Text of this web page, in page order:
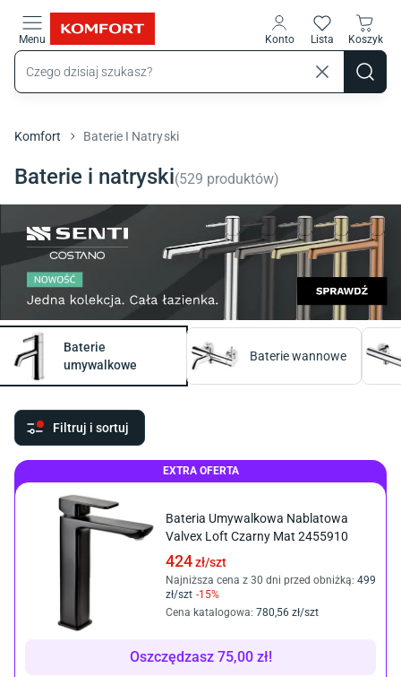
Menu Konto Lista Koszyk
Komfort Baterie I Natryski
Baterie i natryski(529 produktów)
Baterie
umywalkowe
Baterie wannowe
Filtruj i sortuj
EXTRA OFERTA
Bateria Umywalkowa Nablatowa
Valvex Loft Czarny Mat 2455910
424 zł/szt
Najniższa cena z 30 dni przed obniżką: 499
zł/szt -15%
Cena katalogowa: 780 ,56 zł/szt
Oszczędzasz 75,00 zł!